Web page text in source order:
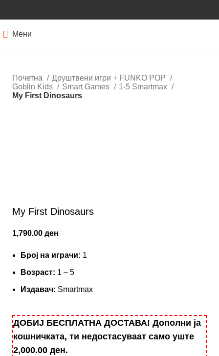
Мени
Почетна
Друштвени игри + FUNKO POP
Goblin Kids
Smart Games
1-5 Smartmax
My First Dinosaurs
My First Dinosaurs
1,790.00 ден
Број на играчи: 1
Вoзраст: 1 – 5
Издавач: Smartmax
ДОБИЈ БЕСПЛАТНА ДОСТАВА! Дополни ја
кошничката, ти недостасуваат само уште
2,000.00 ден.